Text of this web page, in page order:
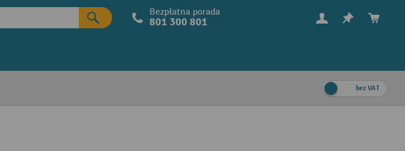
Bezpłatna porada
801 300 801
bez VAT